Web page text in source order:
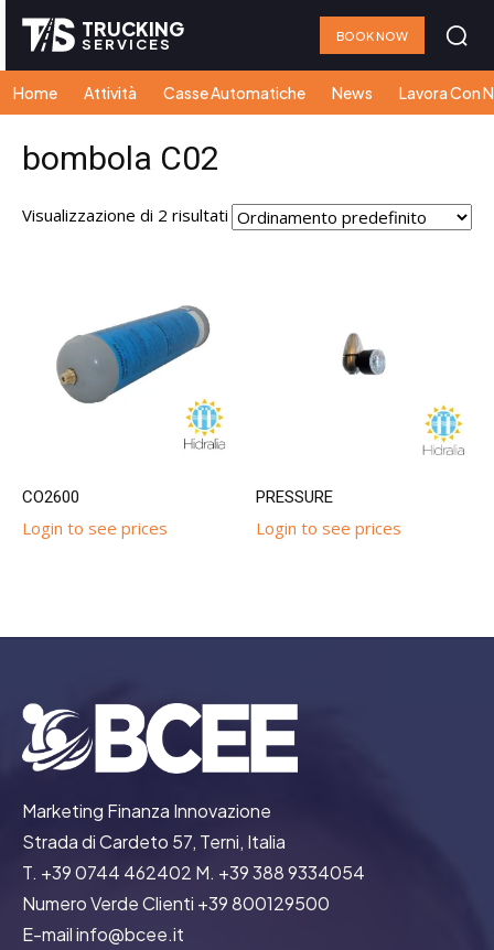
TRUCKING
SERVICES BOOK NOW
Home Attività Casse Automatiche News Lavora Con
bombola C02
Visualizzazione di 2 risultati
CO2600
Login to see prices
PRESSURE
Login to see prices
Marketing Finanza Innovazione
Strada di Cardeto 57, Terni, Italia
T. +39 0744 462402 M. +39 388 9334054
Numero Verde Clienti +39 800129500
E-mail info@bcee.it